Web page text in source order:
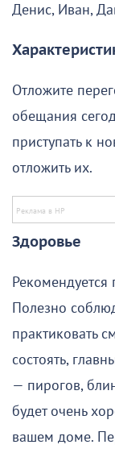
Денис, Иван,
Отложите
обещания
приступать к
отложить их.
Здоровье
Рекомендуется
Полезно
практиковать
состоять,
— пирогов,
будет очень
вашем доме.